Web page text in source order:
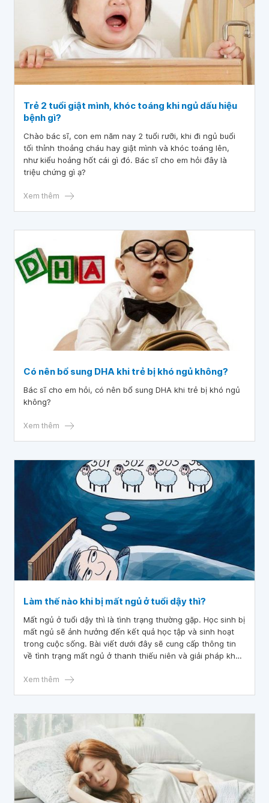
Trẻ 2 tuổi giật mình, khóc toáng khi ngủ dấu hiệu
bệnh gì?
Chào bác sĩ, con em năm nay 2 tuổi rưỡi, khi đi ngủ buổi
tối thỉnh thoảng cháu hay giật mình và khóc toáng lên,
như kiểu hoảng hốt cái gì đó. Bác sĩ cho em hỏi đây là
triệu chứng gì ạ?
Xem thêm
Có nên bổ sung DHA khi trẻ bị khó ngủ không?
Bác sĩ cho em hỏi, có nên bổ sung DHA khi trẻ bị khó ngủ
không?
Xem thêm
Làm thế nào khi bị mất ngủ ở tuổi dậy thì?
Mất ngủ ở tuổi dậy thì là tình trạng thường gặp. Học sinh bị
mất ngủ sẽ ảnh hưởng đến kết quả học tập và sinh hoạt
trong cuộc sống. Bài viết dưới đây sẽ cung cấp thông tin
về tình trạng mất ngủ ở thanh thiếu niên và giải pháp khắc
Xem thêm